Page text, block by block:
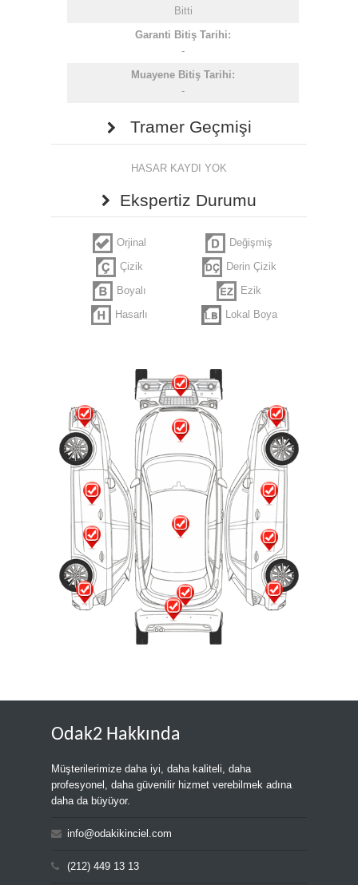
Bitti
Garanti Bitiş Tarihi:
-
Muayene Bitiş Tarihi:
-
Tramer Geçmişi
HASAR KAYDI YOK
Ekspertiz Durumu
Orjinal
Değişmiş
Çizik
Derin Çizik
Boyalı
Ezik
Hasarlı
Lokal Boya
Odak2 Hakkında
Müşterilerimize daha iyi, daha kaliteli, daha
profesyonel, daha güvenilir hizmet verebilmek adına
daha da büyüyor.
info@odakikinciel.com
(212) 449 13 13